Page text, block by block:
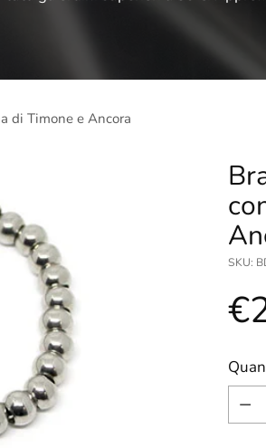
di Timone e Ancora
SKU:
di